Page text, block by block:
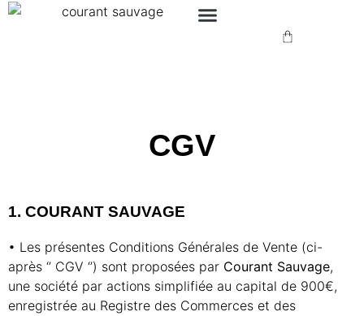
CGV
1. COURANT SAUVAGE
• Les présentes Conditions Générales de Vente (ci-
après ‘’ CGV ‘’) sont proposées par Courant Sauvage,
une société par actions simplifiée au capital de 900€,
enregistrée au Registre des Commerces et des